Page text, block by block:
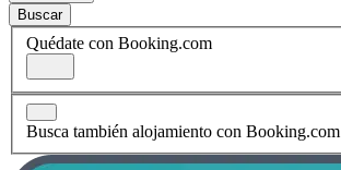
Buscar
Quédate con Booking.com
Busca también alojamiento con Booking.com